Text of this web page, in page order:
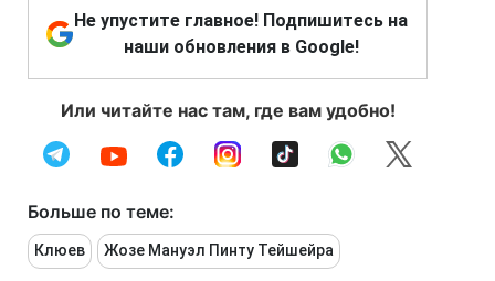
Не упустите главное! Подпишитесь на
наши обновления в Google!
Или читайте нас там, где вам удобно!
Больше по теме:
Клюев Жозе Мануэл Пинту Тейшейра